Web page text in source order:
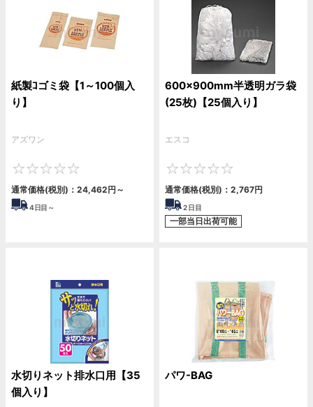
紙製ｺゴミ袋【1～100個入
り】
アズワン
通常価格(税別)： 24,462円 ～
4日目～
600×900mm半透明ガラ袋
(25枚)【25個入り】
エスコ
通常価格(税別)： 2,767円
2日目
一部当日出荷可能
水切りネット排水口用【35
個入り】
パワ-BAG